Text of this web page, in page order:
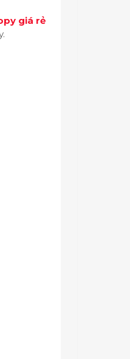
giá rẻ